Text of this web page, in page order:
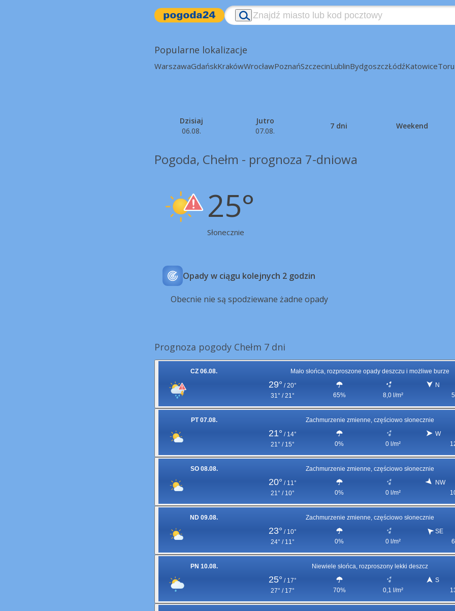
Popularne lokalizacje
WarszawaGdańskKrakówWrocławPoznańSzczecinLublinBydgoszczŁódźKatowice
Dzisiaj
06.08.
Jutro
07.08.
7 dni Weekend
Pogoda, Chełm - prognoza 7-dniowa
25°
Słonecznie
Opady w ciągu kolejnych 2 godzin
Obecnie nie są spodziewane żadne opady
Prognoza pogody Chełm 7 dni
CZ 06.08. Mało słońca, rozproszone opady deszczu i możliwe burze
29° / 20°
31° / 21°
65% 8,0 l/m²
N
PT 07.08. Zachmurzenie zmienne, częściowo słonecznie
21° / 14°
21° / 15°
0% 0 l/m²
W
SO 08.08. Zachmurzenie zmienne, częściowo słonecznie
20° / 11°
21° / 10°
0% 0 l/m²
NW
ND 09.08. Zachmurzenie zmienne, częściowo słonecznie
23° / 10°
24° / 11°
0% 0 l/m²
SE
PN 10.08. Niewiele słońca, rozproszony lekki deszcz
25° / 17°
27° / 17°
70% 0,1 l/m²
S